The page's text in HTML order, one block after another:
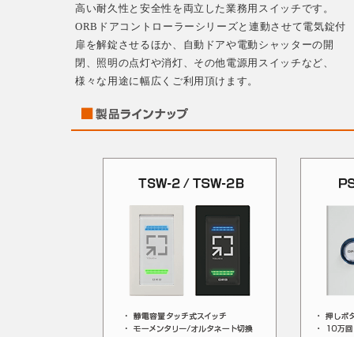
高い耐久性と安全性を両立した業務用スイッチです。
ORBドアコントローラーシリーズと連動させて電気錠付
扉を解錠させるほか、自動ドアや電動シャッターの開
閉、照明の点灯や消灯、その他電源用スイッチなど、
様々な用途に幅広くご利用頂けます。